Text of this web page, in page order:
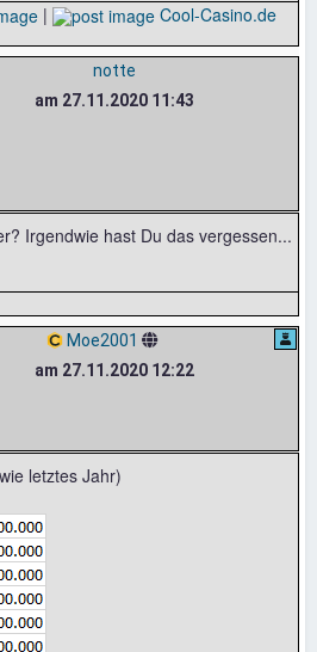
| Cool-Casino.de
notte
am 27.11.2020 11:43
Irgendwie hast Du das vergessen...
Moe2001
am 27.11.2020 12:22
letztes Jahr)